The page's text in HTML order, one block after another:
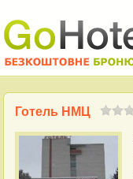
Готель НМЦ